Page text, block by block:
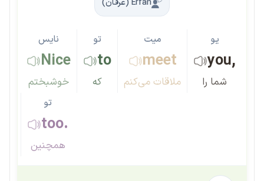
Erfan (عرفان)
نایس
Nice
خوشبختم
تو
to
که
میت
meet
ملاقات می‌کنم
یو
you,
شما را
تو
too.
همچنین